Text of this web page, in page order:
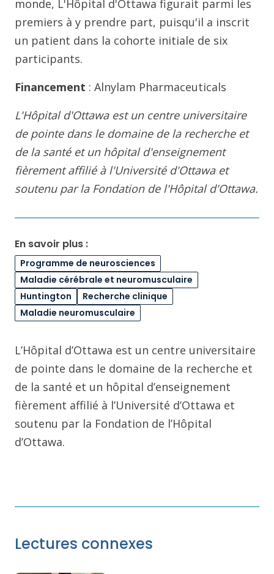
monde, L'Hôpital d'Ottawa figurait parmi les
premiers à y prendre part, puisqu'il a inscrit
un patient dans la cohorte initiale de six
participants.
Financement : Alnylam Pharmaceuticals
L'Hôpital d'Ottawa est un centre universitaire
de pointe dans le domaine de la recherche et
de la santé et un hôpital d'enseignement
fièrement affilié à l'Université d'Ottawa et
soutenu par la Fondation de l'Hôpital d'Ottawa.
En savoir plus :
Programme de neurosciences
Maladie cérébrale et neuromusculaire
Huntington
Recherche clinique
Maladie neuromusculaire
L’Hôpital d’Ottawa est un centre universitaire
de pointe dans le domaine de la recherche et
de la santé et un hôpital d’enseignement
fièrement affilié à l’Université d’Ottawa et
soutenu par la Fondation de l’Hôpital
d’Ottawa.
Lectures connexes